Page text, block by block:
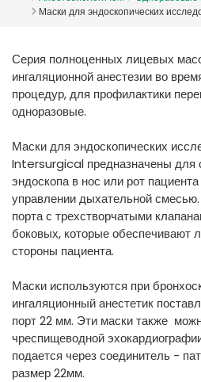
Deutschland
France
International
Маски для эндоскопических
Серия полноценных лицевых
ингаляционной анестезии во
процедур, для профилактики
одноразовые.
Маски для эндоскопических
Intersurgical предназначены для
эндоскопа в нос или рот
управлении дыхательной
порта с трехстворчатыми
боковых, которые обеспечивают
стороны пациента.
Маски используются при
ингаляционный анестетик
порт 22 мм. Эти маски также
чреспищеводной
подается через соединитель -
размер 22мм.